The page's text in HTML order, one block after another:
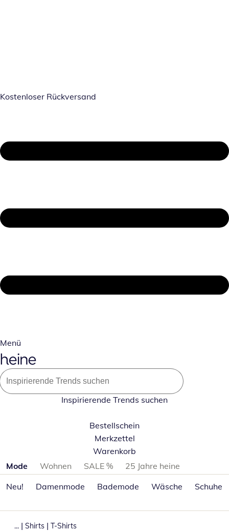
Kostenloser Rückversand
Menü
Inspirierende Trends suchen
Bestellschein
Merkzettel
Warenkorb
Produktkategorien überspringen
Mode Wohnen SALE %
25 Jahre heine
Neu!
Damenmode Bademode Wäsche Schuhe
... | Shirts | T-Shirts